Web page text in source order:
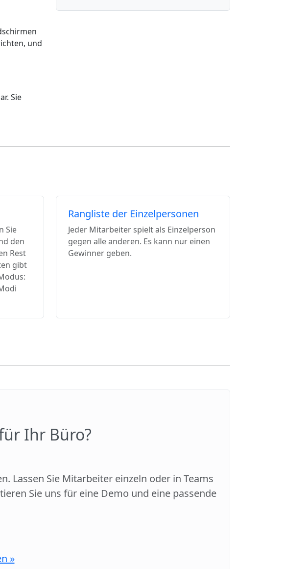
und
Sie
Sie
den
Rest
gibt
Rangliste der Einzelpersonen
Jeder Mitarbeiter spielt als Einzelperson
gegen alle anderen. Es kann nur einen
Gewinner geben.
Ihr Büro?
Lassen Sie Mitarbeiter einzeln oder in Teams
Sie uns für eine Demo und eine passende
»